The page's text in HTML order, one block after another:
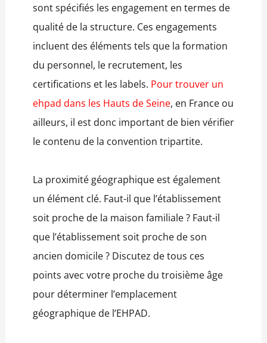
sont spécifiés les engagement en termes de
qualité de la structure. Ces engagements
incluent des éléments tels que la formation
du personnel, le recrutement, les
certifications et les labels. Pour trouver un
ehpad dans les Hauts de Seine, en France ou
ailleurs, il est donc important de bien vérifier
le contenu de la convention tripartite.
La proximité géographique est également
un élément clé. Faut-il que l’établissement
soit proche de la maison familiale ? Faut-il
que l’établissement soit proche de son
ancien domicile ? Discutez de tous ces
points avec votre proche du troisième âge
pour déterminer l’emplacement
géographique de l’EHPAD.